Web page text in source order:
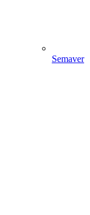
Semaver